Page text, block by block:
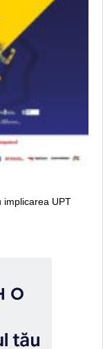
implicarea UPT